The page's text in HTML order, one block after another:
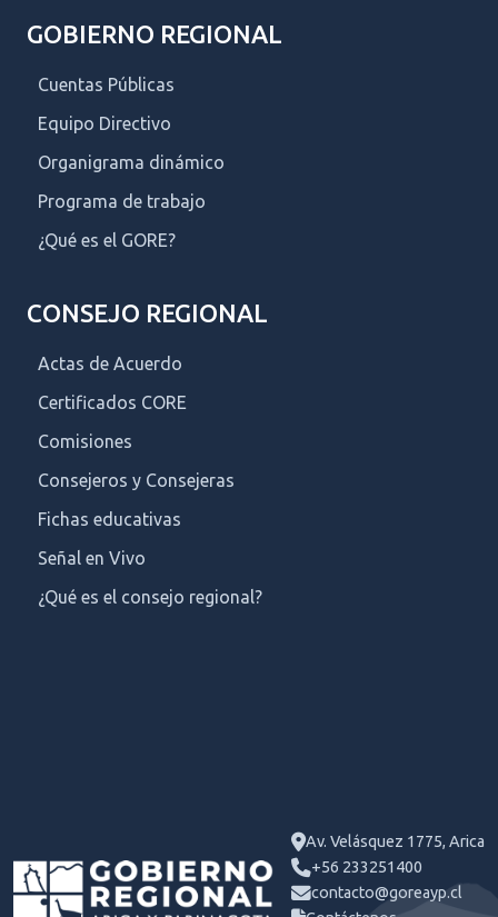
GOBIERNO REGIONAL
Cuentas Públicas
Equipo Directivo
Organigrama dinámico
Programa de trabajo
¿Qué es el GORE?
CONSEJO REGIONAL
Actas de Acuerdo
Certificados CORE
Comisiones
Consejeros y Consejeras
Fichas educativas
Señal en Vivo
¿Qué es el consejo regional?
Av. Velásquez 1775, Arica
+56 233251400
contacto@goreayp.cl